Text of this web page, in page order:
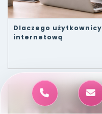
Dlaczego
internetową